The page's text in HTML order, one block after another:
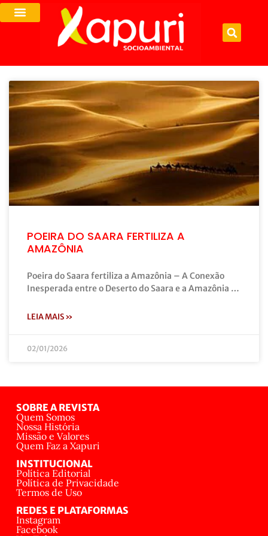
POEIRA DO SAARA FERTILIZA A
AMAZÔNIA
Poeira do Saara fertiliza a Amazônia – A Conexão
Inesperada entre o Deserto do Saara e a Amazônia …
LEIA MAIS »
02/01/2026
SOBRE A REVISTA
Quem Somos
Nossa História
Missão e Valores
Quem Faz a Xapuri
INSTITUCIONAL
Política Editorial
Política de Privacidade
Termos de Uso
REDES E PLATAFORMAS
Instagram
Facebook